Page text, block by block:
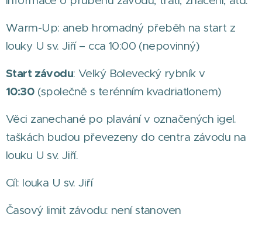
Warm-Up: aneb hromadný přeběh na start z
louky U sv. Jiří – cca 10:00 (nepovinný)
Start závodu: Velký Bolevecký rybník v
10:30(společně s terénním kvadriatlonem)
Věci zanechané po plavání v označených igel.
taškách budou převezeny do centra závodu na
louku U sv. Jiří.
Cíl: louka U sv. Jiří
Časový limit závodu: není stanoven